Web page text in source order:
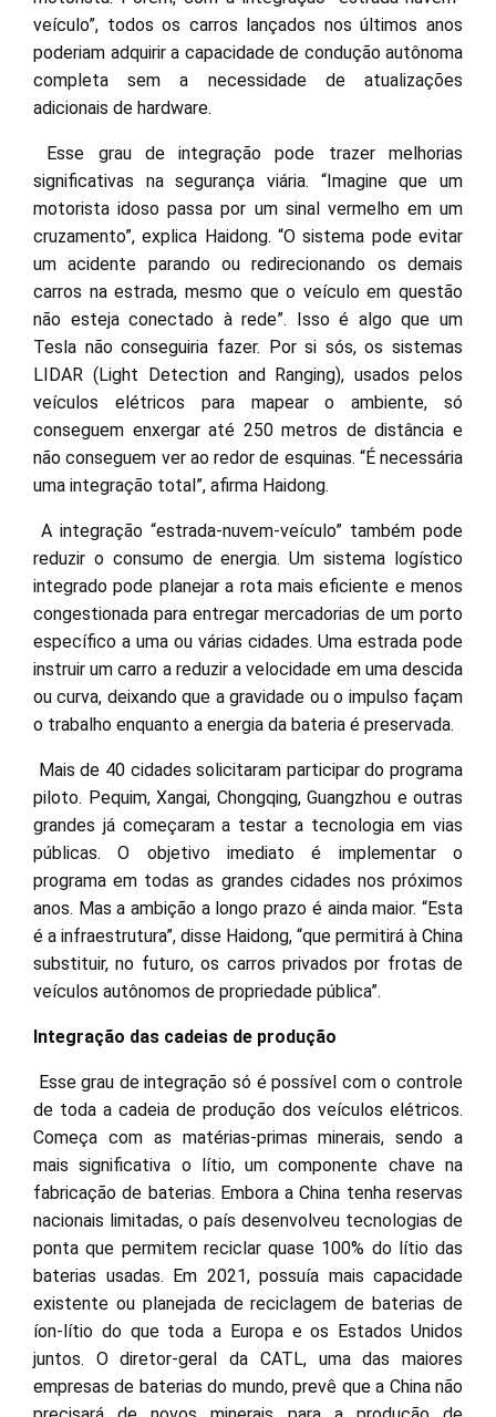
veículo”, todos os carros lançados nos últimos anos
poderiam adquirir a capacidade de condução autônoma
completa sem a necessidade de atualizações
adicionais de hardware.
Esse grau de integração pode trazer melhorias
significativas na segurança viária. “Imagine que um
motorista idoso passa por um sinal vermelho em um
cruzamento”, explica Haidong. “O sistema pode evitar
um acidente parando ou redirecionando os demais
carros na estrada, mesmo que o veículo em questão
não esteja conectado à rede”. Isso é algo que um
Tesla não conseguiria fazer. Por si sós, os sistemas
LIDAR (Light Detection and Ranging), usados pelos
veículos elétricos para mapear o ambiente, só
conseguem enxergar até 250 metros de distância e
não conseguem ver ao redor de esquinas. “É necessária
uma integração total”, afirma Haidong.
A integração “estrada-nuvem-veículo” também pode
reduzir o consumo de energia. Um sistema logístico
integrado pode planejar a rota mais eficiente e menos
congestionada para entregar mercadorias de um porto
específico a uma ou várias cidades. Uma estrada pode
instruir um carro a reduzir a velocidade em uma descida
ou curva, deixando que a gravidade ou o impulso façam
o trabalho enquanto a energia da bateria é preservada.
Mais de 40 cidades solicitaram participar do programa
piloto. Pequim, Xangai, Chongqing, Guangzhou e outras
grandes já começaram a testar a tecnologia em vias
públicas. O objetivo imediato é implementar o
programa em todas as grandes cidades nos próximos
anos. Mas a ambição a longo prazo é ainda maior. “Esta
é a infraestrutura”, disse Haidong, “que permitirá à China
substituir, no futuro, os carros privados por frotas de
veículos autônomos de propriedade pública”.
Integração das cadeias de produção
Esse grau de integração só é possível com o controle
de toda a cadeia de produção dos veículos elétricos.
Começa com as matérias-primas minerais, sendo a
mais significativa o lítio, um componente chave na
fabricação de baterias. Embora a China tenha reservas
nacionais limitadas, o país desenvolveu tecnologias de
ponta que permitem reciclar quase 100% do lítio das
baterias usadas. Em 2021, possuía mais capacidade
existente ou planejada de reciclagem de baterias de
íon-lítio do que toda a Europa e os Estados Unidos
juntos. O diretor-geral da CATL, uma das maiores
empresas de baterias do mundo, prevê que a China não